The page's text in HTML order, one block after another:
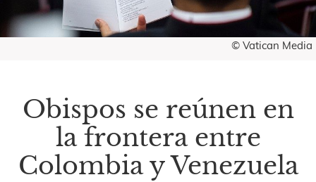
© Vatican Media
Obispos se reúnen en
la frontera entre
Colombia y Venezuela